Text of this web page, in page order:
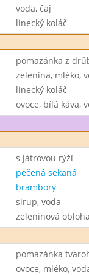
voda, čaj
linecký koláč
pomazánka z
zelenina, mléko,
linecký koláč
ovoce, bílá káva,
s játrovou rýží
pečená sekaná
brambory
sirup, voda
zeleninová
pomazánka
ovoce, mléko,